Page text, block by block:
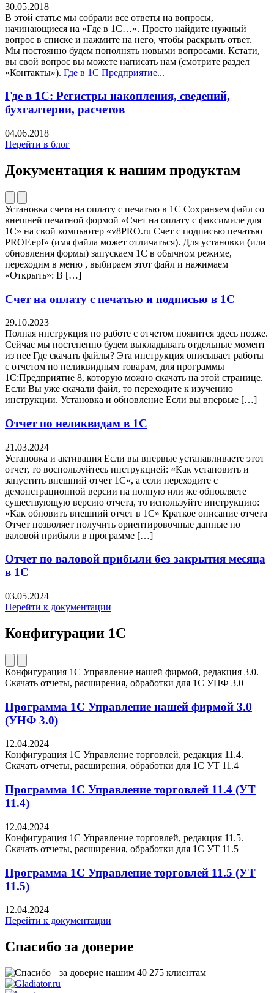
30.05.2018
В этой статье мы собрали все ответы на вопросы,
начинающиеся на «Где в 1С…». Просто найдите нужный
вопрос в списке и нажмите на него, чтобы раскрыть ответ.
Мы постоянно будем пополнять новыми вопросами. Кстати,
вы свой вопрос вы можете написать нам (смотрите раздел
«Контакты»). Где в 1С Предприятие...
Где в 1С: Регистры накопления, сведений,
бухгалтерии, расчетов
04.06.2018
Перейти в блог
Документация к нашим продуктам
Установка счета на оплату с печатью в 1С Сохраняем файл со
внешней печатной формой «Счет на оплату с факсимиле для
1С» на свой компьютер «v8PRO.ru Счет с подписью печатью
PROF.epf» (имя файла может отличаться). Для установки (или
обновления формы) запускаем 1С в обычном режиме,
переходим в меню , выбираем этот файл и нажимаем
«Открыть»: В […]
Счет на оплату с печатью и подписью в 1С
29.10.2023
Полная инструкция по работе с отчетом появится здесь позже.
Сейчас мы постепенно будем выкладывать отдельные момент
из нее Где скачать файлы? Эта инструкция описывает работы
с отчетом по неликвидным товарам, для программы
1С:Предприятие 8, которую можно скачать на этой странице.
Если Вы уже скачали файл, то переходите к изучению
инструкции. Установка и обновление Если вы впервые […]
Отчет по неликвидам в 1С
21.03.2024
Установка и активация Если вы впервые устанавливаете этот
отчет, то воспользуйтесь инструкцией: «Как установить и
запустить внешний отчет 1С«, а если переходите с
демонстрационной версии на полную или же обновляете
существующую версию отчета, то используйте инструкцию:
«Как обновить внешний отчет в 1С» Краткое описание отчета
Отчет позволяет получить ориентировочные данные по
валовой прибыли в программе […]
Отчет по валовой прибыли без закрытия месяца
в 1С
03.05.2024
Перейти к документации
Конфигурации 1С
Конфигурация 1С Управление нашей фирмой, редакция 3.0.
Скачать отчеты, расширения, обработки для 1C УНФ 3.0
Программа 1С Управление нашей фирмой 3.0
(УНФ 3.0)
12.04.2024
Конфигурация 1С Управление торговлей, редакция 11.4.
Скачать отчеты, расширения, обработки для 1C УТ 11.4
Программа 1С Управление торговлей 11.4 (УТ
11.4)
12.04.2024
Конфигурация 1С Управление торговлей, редакция 11.5.
Скачать отчеты, расширения, обработки для 1C УТ 11.5
Программа 1С Управление торговлей 11.5 (УТ
11.5)
12.04.2024
Перейти к документации
Спасибо за доверие
за доверие нашим 40 275 клиентам